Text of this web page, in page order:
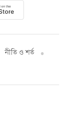
নীতি ও শর্ত